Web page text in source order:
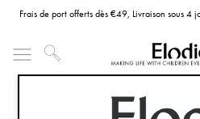
Frais de port offerts dès €49, Livraison sous
Gobelets